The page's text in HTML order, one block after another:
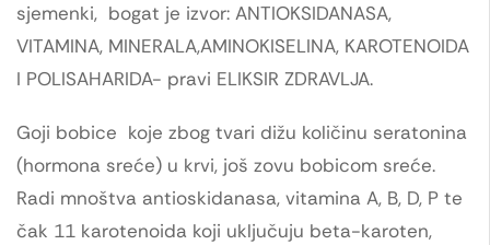
sjemenki, bogat je izvor: ANTIOKSIDANASA,
VITAMINA, MINERALA,AMINOKISELINA, KAROTENOIDA
I POLISAHARIDA- pravi ELIKSIR ZDRAVLJA.
Goji bobice koje zbog tvari dižu količinu seratonina
(hormona sreće) u krvi, još zovu bobicom sreće.
Radi mnoštva antioskidanasa, vitamina A, B, D, P te
čak 11 karotenoida koji uključuju beta-karoten,